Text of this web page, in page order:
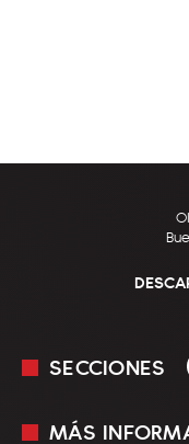
SECCIONES
En Vivo
MÁS